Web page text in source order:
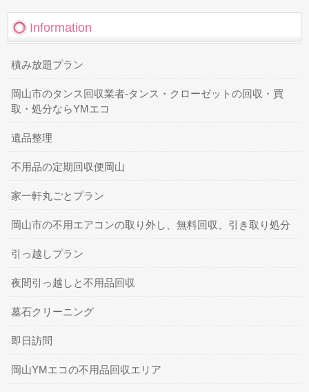
Information
積み放題プラン
岡山市のタンス回収業者-タンス・クローゼットの回収・買
取・処分ならYMエコ
遺品整理
不用品の定期回収便岡山
家一軒丸ごとプラン
岡山市の不用エアコンの取り外し、無料回収、引き取り処分
引っ越しプラン
夜間引っ越しと不用品回収
墓石クリーニング
即日訪問
岡山YMエコの不用品回収エリア